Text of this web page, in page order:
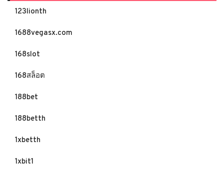
123lionth
1688vegasx.com
168slot
168สล็อต
188bet
188betth
1xbetth
1xbit1